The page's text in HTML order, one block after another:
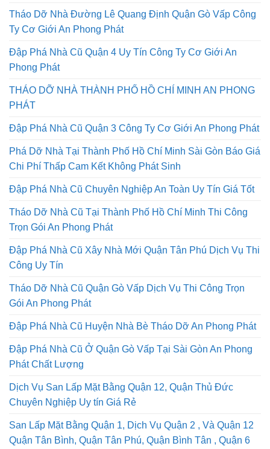
Tháo Dỡ Nhà Đường Lê Quang Định Quận Gò Vấp Công
Ty Cơ Giới An Phong Phát
Đập Phá Nhà Cũ Quận 4 Uy Tín Công Ty Cơ Giới An
Phong Phát
THÁO DỠ NHÀ THÀNH PHỐ HỒ CHÍ MINH AN PHONG
PHÁT
Đập Phá Nhà Cũ Quận 3 Công Ty Cơ Giới An Phong Phát
Phá Dỡ Nhà Tại Thành Phố Hồ Chí Minh Sài Gòn Báo Giá
Chi Phí Thấp Cam Kết Không Phát Sinh
Đập Phá Nhà Cũ Chuyên Nghiệp An Toàn Uy Tín Giá Tốt
Tháo Dỡ Nhà Cũ Tại Thành Phố Hồ Chí Minh Thi Công
Trọn Gói An Phong Phát
Đập Phá Nhà Cũ Xây Nhà Mới Quận Tân Phú Dịch Vụ Thi
Công Uy Tín
Tháo Dỡ Nhà Cũ Quận Gò Vấp Dịch Vụ Thi Công Trọn
Gói An Phong Phát
Đập Phá Nhà Cũ Huyện Nhà Bè Tháo Dỡ An Phong Phát
Đập Phá Nhà Cũ Ở Quận Gò Vấp Tại Sài Gòn An Phong
Phát Chất Lượng
Dịch Vụ San Lấp Mặt Bằng Quận 12, Quận Thủ Đức
Chuyên Nghiệp Uy tín Giá Rẻ
San Lấp Mặt Bằng Quận 1, Dịch Vụ Quận 2 , Và Quận 12
Quận Tân Bình, Quận Tân Phú, Quận Bình Tân , Quận 6